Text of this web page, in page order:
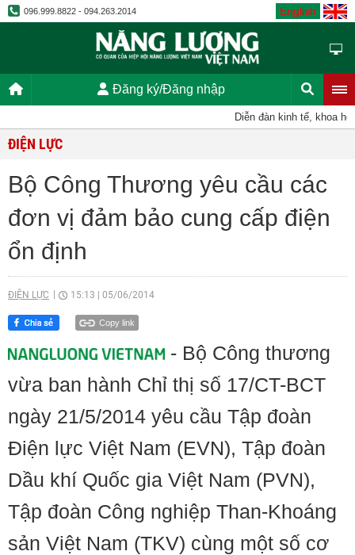
096.999.8822 - 094.263.2014 English
Đăng ký/Đăng nhập
Diễn đàn kinh tế, khoa
ĐIỆN LỰC
Bộ Công Thương yêu cầu các
đơn vị đảm bảo cung cấp điện
ổn định
ĐIỆN LỰC 15:13 05/06/2014
Copy link
- Bộ Công thương
vừa ban hành Chỉ thị số 17/CT-BCT
ngày 21/5/2014 yêu cầu Tập đoàn
Điện lực Việt Nam (EVN), Tập đoàn
Dầu khí Quốc gia Việt Nam (PVN),
Tập đoàn Công nghiệp Than-Khoáng
sản Việt Nam (TKV) cùng một số cơ